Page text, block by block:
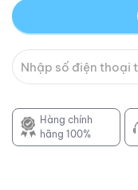
Hàng chính
hãng 100%